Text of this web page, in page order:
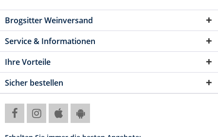
Brogsitter Weinversand
Service & Informationen
Ihre Vorteile
Sicher bestellen